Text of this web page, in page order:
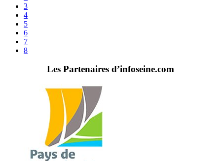
3
4
5
6
7
8
Les Partenaires d’infoseine.com